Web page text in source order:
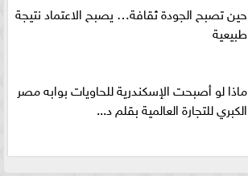
حين تصبح الجودة ثقافة… يصبح الاعتماد نتيجة
طبيعية
ماذا لو أصبحت الإسكندرية للحاويات بوابه مصر
الكبري للتجارة العالمية بقلم د...